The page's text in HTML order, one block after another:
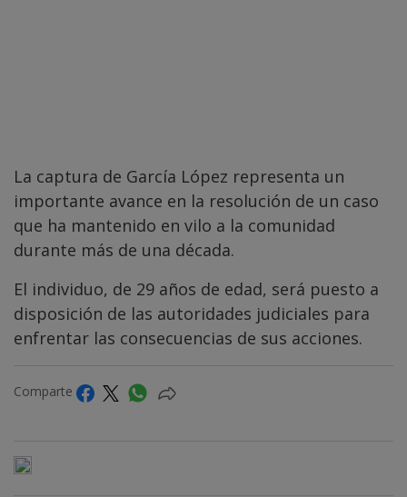
La captura de García López representa un
importante avance en la resolución de un caso
que ha mantenido en vilo a la comunidad
durante más de una década.
El individuo, de 29 años de edad, será puesto a
disposición de las autoridades judiciales para
enfrentar las consecuencias de sus acciones.
Comparte